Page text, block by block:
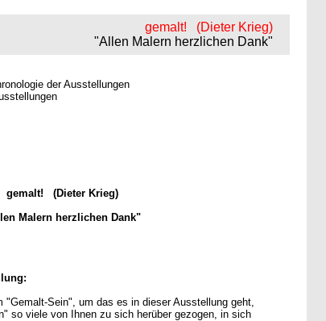
gemalt! (Dieter Krieg)
"Allen Malern herzlichen Dank"
der Ausstellungen
gemalt! (Dieter Krieg)
Malern herzlichen Dank"
"Gemalt-Sein", um das es in dieser Ausstellung geht,
so viele von Ihnen zu sich herüber gezogen, in sich